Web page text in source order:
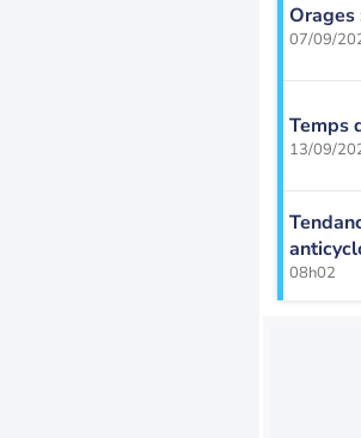
Orages
07/09/
Temps
13/09/
08h02